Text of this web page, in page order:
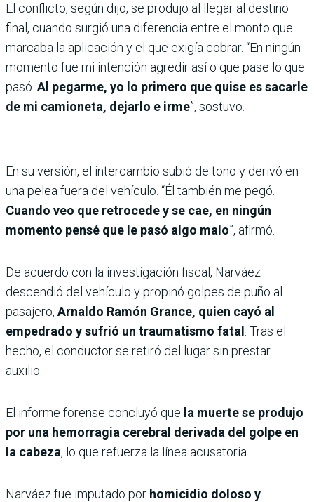
El conflicto, según dijo, se produjo al llegar al destino
final, cuando surgió una diferencia entre el monto que
marcaba la aplicación y el que exigía cobrar. “En ningún
momento fue mi intención agredir así o que pase lo que
pasó. Al pegarme, yo lo primero que quise es sacarle
de mi camioneta, dejarlo e irme”, sostuvo.
En su versión, el intercambio subió de tono y derivó en
una pelea fuera del vehículo. “Él también me pegó.
Cuando veo que retrocede y se cae, en ningún
momento pensé que le pasó algo malo”, afirmó.
De acuerdo con la investigación fiscal, Narváez
descendió del vehículo y propinó golpes de puño al
pasajero, Arnaldo Ramón Grance, quien cayó al
empedrado y sufrió un traumatismo fatal
. Tras el
hecho, el conductor se retiró del lugar sin prestar
auxilio.
El informe forense concluyó que la muerte se produjo
por una hemorragia cerebral derivada del golpe en
la cabeza, lo que refuerza la línea acusatoria.
Narváez fue imputado por homicidio doloso y